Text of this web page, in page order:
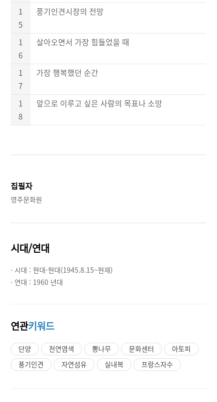
1
5
풍기인견시장의 전망
1
6
살아오면서 가장 힘들었을 때
1
7
가장 행복했던 순간
1
8
앞으로 이루고 싶은 사람의 목표나 소망
집필자
영주문화원
시대/연대
· 시대 :현대-현대(1945.8.15~현재)
· 연대 : 1960 년대
연관키워드
단양 천연염색 뽕나무 문화센터
아토피
풍기인견
자연섬유 실내복 프랑스자수